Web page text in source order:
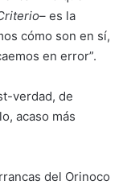
– es la
cómo son en sí,
en error”.
verdad, de
acaso más
del Orinoco